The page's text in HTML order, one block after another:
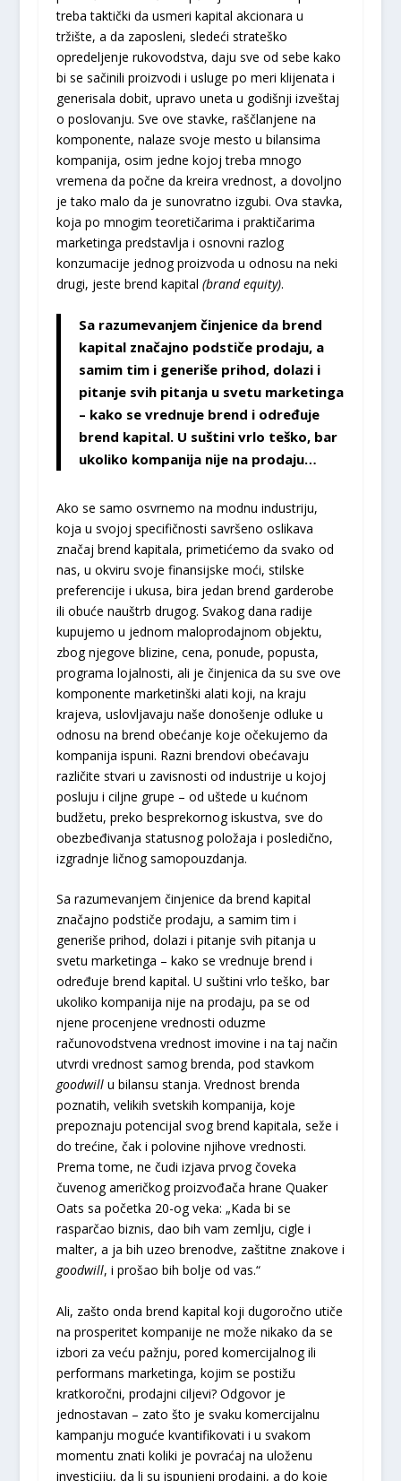
treba taktički da usmeri kapital akcionara u
tržište, a da zaposleni, sledeći strateško
opredeljenje rukovodstva, daju sve od sebe kako
bi se sačinili proizvodi i usluge po meri klijenata i
generisala dobit, upravo uneta u godišnji izveštaj
o poslovanju. Sve ove stavke, raščlanjene na
komponente, nalaze svoje mesto u bilansima
kompanija, osim jedne kojoj treba mnogo
vremena da počne da kreira vrednost, a dovoljno
je tako malo da je sunovratno izgubi. Ova stavka,
koja po mnogim teoretičarima i praktičarima
marketinga predstavlja i osnovni razlog
konzumacije jednog proizvoda u odnosu na neki
drugi, jeste brend kapital (brand equity).
Sa razumevanjem činjenice da brend
kapital značajno podstiče prodaju, a
samim tim i generiše prihod, dolazi i
pitanje svih pitanja u svetu marketinga
– kako se vrednuje brend i određuje
brend kapital. U suštini vrlo teško, bar
ukoliko kompanija nije na prodaju…
Ako se samo osvrnemo na modnu industriju,
koja u svojoj specifičnosti savršeno oslikava
značaj brend kapitala, primetićemo da svako od
nas, u okviru svoje finansijske moći, stilske
preferencije i ukusa, bira jedan brend garderobe
ili obuće nauštrb drugog. Svakog dana radije
kupujemo u jednom maloprodajnom objektu,
zbog njegove blizine, cena, ponude, popusta,
programa lojalnosti, ali je činjenica da su sve ove
komponente marketinški alati koji, na kraju
krajeva, uslovljavaju naše donošenje odluke u
odnosu na brend obećanje koje očekujemo da
kompanija ispuni. Razni brendovi obećavaju
različite stvari u zavisnosti od industrije u kojoj
posluju i ciljne grupe – od uštede u kućnom
budžetu, preko besprekornog iskustva, sve do
obezbeđivanja statusnog položaja i posledično,
izgradnje ličnog samopouzdanja.
Sa razumevanjem činjenice da brend kapital
značajno podstiče prodaju, a samim tim i
generiše prihod, dolazi i pitanje svih pitanja u
svetu marketinga – kako se vrednuje brend i
određuje brend kapital. U suštini vrlo teško, bar
ukoliko kompanija nije na prodaju, pa se od
njene procenjene vrednosti oduzme
računovodstvena vrednost imovine i na taj način
utvrdi vrednost samog brenda, pod stavkom
goodwillu bilansu stanja. Vrednost brenda
poznatih, velikih svetskih kompanija, koje
prepoznaju potencijal svog brend kapitala, seže i
do trećine, čak i polovine njihove vrednosti.
Prema tome, ne čudi izjava prvog čoveka
čuvenog američkog proizvođača hrane Quaker
Oats sa početka 20-og veka: „Kada bi se
rasparčao biznis, dao bih vam zemlju, cigle i
malter, a ja bih uzeo brenodve, zaštitne znakove i
goodwill, i prošao bih bolje od vas.“
Ali, zašto onda brend kapital koji dugoročno utiče
na prosperitet kompanije ne može nikako da se
izbori za veću pažnju, pored komercijalnog ili
performans marketinga, kojim se postižu
kratkoročni, prodajni ciljevi? Odgovor je
jednostavan – zato što je svaku komercijalnu
kampanju moguće kvantifikovati i u svakom
momentu znati koliki je povraćaj na uloženu
investiciju, da li su ispunjeni prodajni, a do koje